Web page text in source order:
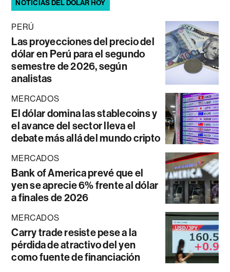
NOTICIAS DEL DÓLAR HOY
PERÚ
Las proyecciones del precio del
dólar en Perú para el segundo
semestre de 2026, según
analistas
MERCADOS
El dólar domina las stablecoins y
el avance del sector lleva el
debate más allá del mundo cripto
MERCADOS
Bank of America prevé que el
yen se aprecie 6% frente al dólar
a finales de 2026
MERCADOS
Carry trade resiste pese a la
pérdida de atractivo del yen
como fuente de financiación